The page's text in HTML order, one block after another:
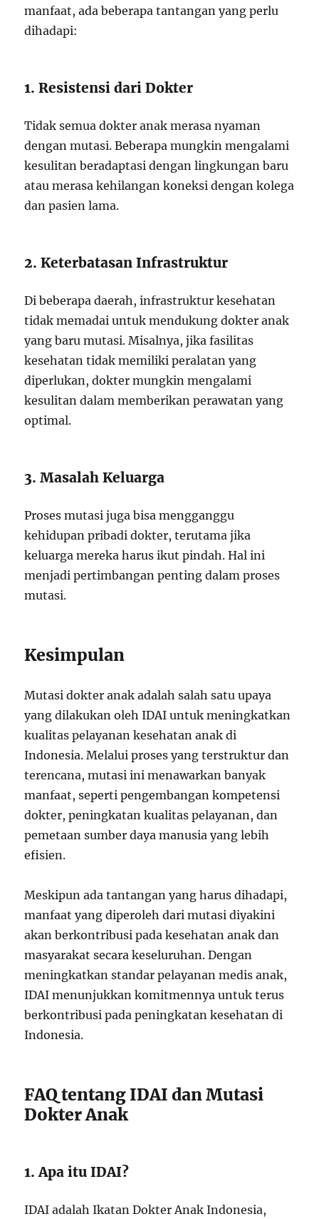
manfaat, ada beberapa tantangan yang perlu
dihadapi:
1. Resistensi dari Dokter
Tidak semua dokter anak merasa nyaman
dengan mutasi. Beberapa mungkin mengalami
kesulitan beradaptasi dengan lingkungan baru
atau merasa kehilangan koneksi dengan kolega
dan pasien lama.
2. Keterbatasan Infrastruktur
Di beberapa daerah, infrastruktur kesehatan
tidak memadai untuk mendukung dokter anak
yang baru mutasi. Misalnya, jika fasilitas
kesehatan tidak memiliki peralatan yang
diperlukan, dokter mungkin mengalami
kesulitan dalam memberikan perawatan yang
optimal.
3. Masalah Keluarga
Proses mutasi juga bisa mengganggu
kehidupan pribadi dokter, terutama jika
keluarga mereka harus ikut pindah. Hal ini
menjadi pertimbangan penting dalam proses
mutasi.
Kesimpulan
Mutasi dokter anak adalah salah satu upaya
yang dilakukan oleh IDAI untuk meningkatkan
kualitas pelayanan kesehatan anak di
Indonesia. Melalui proses yang terstruktur dan
terencana, mutasi ini menawarkan banyak
manfaat, seperti pengembangan kompetensi
dokter, peningkatan kualitas pelayanan, dan
pemetaan sumber daya manusia yang lebih
efisien.
Meskipun ada tantangan yang harus dihadapi,
manfaat yang diperoleh dari mutasi diyakini
akan berkontribusi pada kesehatan anak dan
masyarakat secara keseluruhan. Dengan
meningkatkan standar pelayanan medis anak,
IDAI menunjukkan komitmennya untuk terus
berkontribusi pada peningkatan kesehatan di
Indonesia.
FAQ tentang IDAI dan Mutasi
Dokter Anak
1. Apa itu IDAI?
IDAI adalah Ikatan Dokter Anak Indonesia,